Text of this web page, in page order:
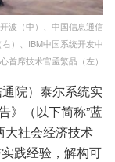
波（中）、中国信息通信
）、IBM中国系统开发中
心首席技术官孟繁晶（左）
院）泰尔系统实
》（以下简称”蓝
大社会经济技术
践经验，解构可